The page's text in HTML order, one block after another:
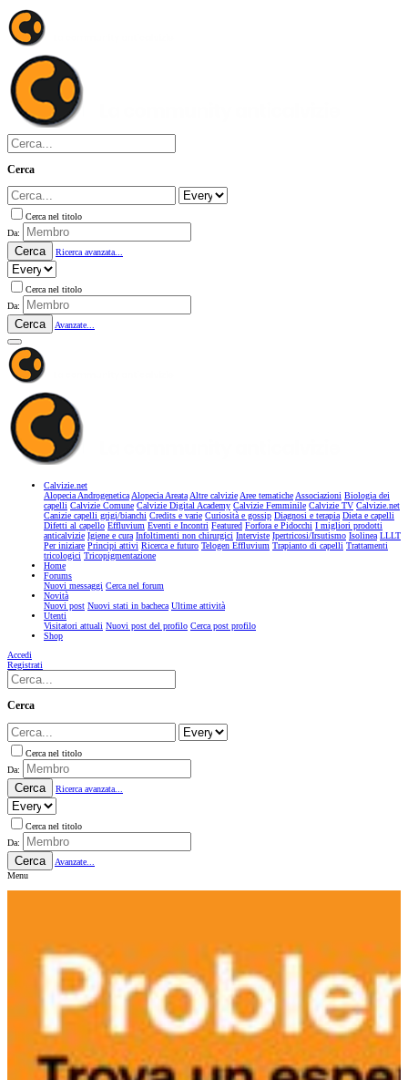
Cerca
Cerca nel titolo
Da:
Cerca Ricerca avanzata...
Cerca nel titolo
Da:
Cerca Avanzate...
Calvizie.net
Alopecia AndrogeneticaAlopecia AreataAltre calvizieAree tematicheAssociazioni Biologia dei
capelli Calvizie Comune Calvizie Digital Academy Calvizie Femminile Calvizie TV Calvizie.net
Canizie capelli grigi/bianchi Credits e varie Curiosità e gossip Diagnosi e terapia Dieta e capelli
Difetti al capello Effluvium Eventi e Incontri Featured Forfora e Pidocchi I migliori prodotti
anticalvizie Igiene e cura Infoltimenti non chirurgici Interviste Ipertricosi/Irsutismo Isolinea LLLT
Per iniziare Principi attivi Ricerca e futuro Telogen Effluvium Trapianto di capelli Trattamenti
tricologici Tricopigmentazione
Home
Forums
Nuovi messaggi Cerca nel forum
Novità
Nuovi post Nuovi stati in bacheca Ultime attività
Utenti
Visitatori attuali Nuovi post del profilo Cerca post profilo
Shop
Accedi
Registrati
Cerca
Cerca nel titolo
Da:
Cerca Ricerca avanzata...
Cerca nel titolo
Da:
Cerca
Avanzate...
Menu